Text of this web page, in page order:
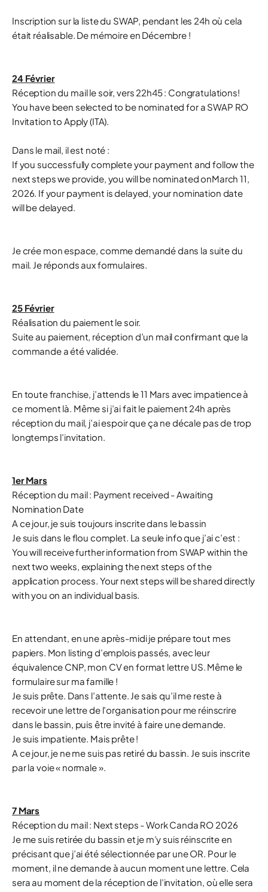
Inscription sur la liste du SWAP, pendant les 24h où cela
était réalisable. De mémoire en Décembre !
24 Février
Réception du mail le soir, vers 22h45 : Congratulations!
You have been selected to be nominated for a SWAP RO
Invitation to Apply (ITA).
Dans le mail, il est noté :
If you successfully complete your payment and follow the
next steps we provide, you will be nominated onMarch 11,
2026. If your payment is delayed, your nomination date
will be delayed.
Je crée mon espace, comme demandé dans la suite du
mail. Je réponds aux formulaires.
25 Février
Réalisation du paiement le soir.
Suite au paiement, réception d’un mail confirmant que la
commande a été validée.
En toute franchise, j’attends le 11 Mars avec impatience à
ce moment là. Même si j’ai fait le paiement 24h après
réception du mail, j’ai espoir que ça ne décale pas de trop
longtemps l’invitation.
1er Mars
Réception du mail : Payment received - Awaiting
Nomination Date
A ce jour, je suis toujours inscrite dans le bassin
Je suis dans le flou complet. La seule info que j’ai c’est :
You will receive further information from SWAP within the
next two weeks, explaining the next steps of the
application process. Your next steps will be shared directly
with you on an individual basis.
En attendant, en une après-midi je prépare tout mes
papiers. Mon listing d’emplois passés, avec leur
équivalence CNP, mon CV en format lettre US. Même le
formulaire sur ma famille !
Je suis prête. Dans l’attente. Je sais qu’il me reste à
recevoir une lettre de l’organisation pour me réinscrire
dans le bassin, puis être invité à faire une demande.
Je suis impatiente. Mais prête !
A ce jour, je ne me suis pas retiré du bassin. Je suis inscrite
par la voie « normale ».
7 Mars
Réception du mail : Next steps - Work Canda RO 2026
Je me suis retirée du bassin et je m’y suis réinscrite en
précisant que j’ai été sélectionnée par une OR. Pour le
moment, il ne demande à aucun moment une lettre. Cela
sera au moment de la réception de l’invitation, où elle sera